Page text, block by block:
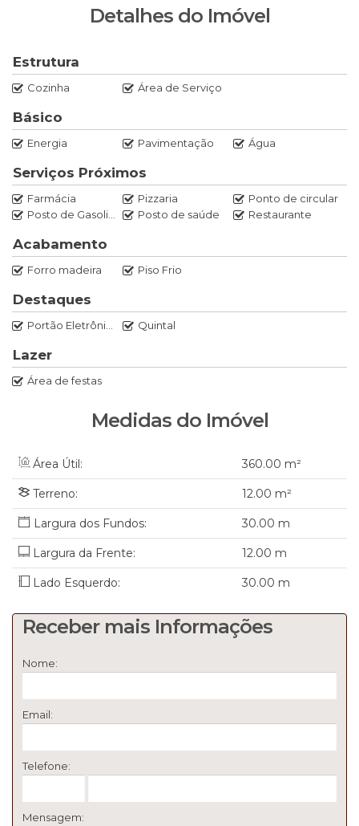
Forro de madeira
Entrada
3 dormitórios, sendo1 suíte
2 banheiros
2 salas
Área de festas, ideal para momentos de lazer
Garagem para 2 carros
📍
Localização privilegiada
do Sul/SC, com fácil acesso e ótima valorização.
📞 Entre em contato para mais informações ou agende
uma visita!
VALDETE BASTOS - CRECI/SC 43452F
CONTATO: (47) 99734-5714
JAIR IMOBILIÁRIA LTDA- CRECI/SC 6395J
CONTATO: (47) 3300-1861
Detalhes do Imóvel
Estrutura
Cozinha Área de Serviço
Básico
Energia Pavimentação Água
Serviços Próximos
Farmácia Pizzaria
Ponto de circular
Posto de Gasolina
Posto de saúde Restaurante
Acabamento
Forro madeira Piso Frio
Destaques
Portão Eletrônico Quintal
Lazer
Área de festas
Medidas do Imóvel
Área Útil: 360.00 m²
Terreno: 12.00 m²
30.00 m
Largura da Frente: 12.00 m
Lado Esquerdo: 30.00 m
Receber mais Informações
Nome:
Email:
Telefone:
Mensagem: